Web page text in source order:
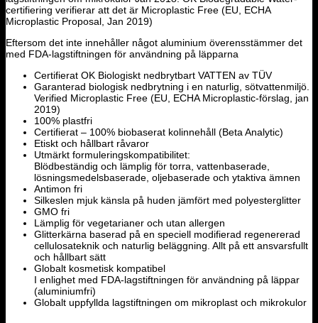
certifiering verifierar att det är Microplastic Free (EU, ECHA
Microplastic Proposal, Jan 2019)
Eftersom det inte innehåller något aluminium överensstämmer det
med FDA-lagstiftningen för användning på läpparna
Certifierat OK Biologiskt nedbrytbart VATTEN av TÜV
Garanterad biologisk nedbrytning i en naturlig, sötvattenmiljö.
Verified Microplastic Free (EU, ECHA Microplastic-förslag, jan
2019)
100% plastfri
Certifierat – 100% biobaserat kolinnehåll (Beta Analytic)
Etiskt och hållbart råvaror
Utmärkt formuleringskompatibilitet:
Blödbeständig och lämplig för torra, vattenbaserade,
lösningsmedelsbaserade, oljebaserade och ytaktiva ämnen
Antimon fri
Silkeslen mjuk känsla på huden jämfört med polyesterglitter
GMO fri
Lämplig för vegetarianer och utan allergen
Glitterkärna baserad på en speciell modifierad regenererad
cellulosateknik och naturlig beläggning. Allt på ett ansvarsfullt
och hållbart sätt
Globalt kosmetisk kompatibel
I enlighet med FDA-lagstiftningen för användning på läppar
(aluminiumfri)
Globalt uppfyllda lagstiftningen om mikroplast och mikrokulor